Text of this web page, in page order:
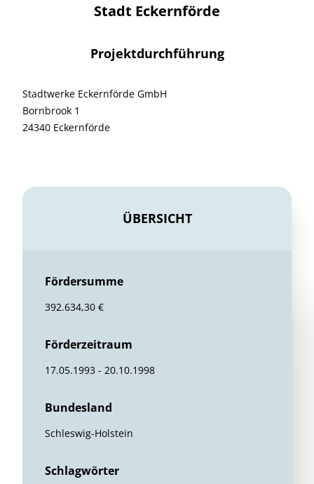
Stadt Eckernförde
Projektdurchführung
Stadtwerke Eckernförde GmbH
Bornbrook 1
24340 Eckernförde
ÜBERSICHT
Fördersumme
392.634,30 €
Förderzeitraum
17.05.1993 - 20.10.1998
Bundesland
Schleswig-Holstein
Schlagwörter